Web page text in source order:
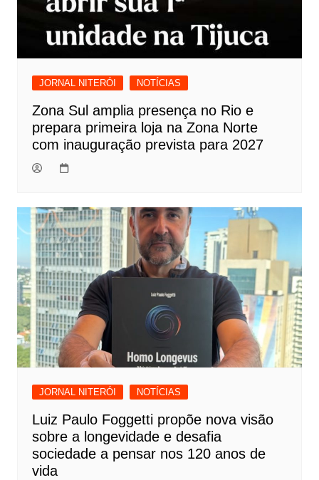
JORNAL NITERÓI NOTÍCIAS
Zona Sul amplia presença no Rio e
prepara primeira loja na Zona Norte
com inauguração prevista para 2027
JORNAL NITERÓI NOTÍCIAS
Luiz Paulo Foggetti propõe nova visão
sobre a longevidade e desafia
sociedade a pensar nos 120 anos de
vida